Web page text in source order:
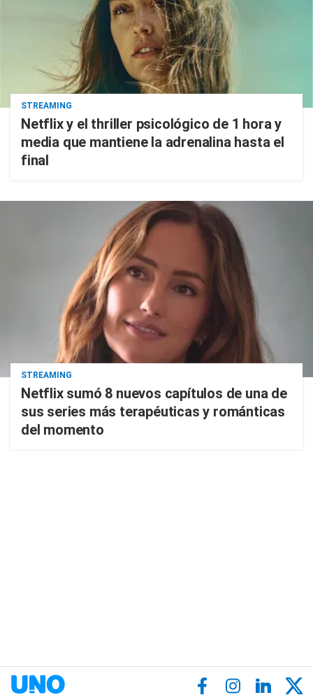
STREAMING
Netflix y el thriller psicológico de 1 hora y
media que mantiene la adrenalina hasta el
final
STREAMING
Netflix sumó 8 nuevos capítulos de una de
sus series más terapéuticas y románticas
del momento